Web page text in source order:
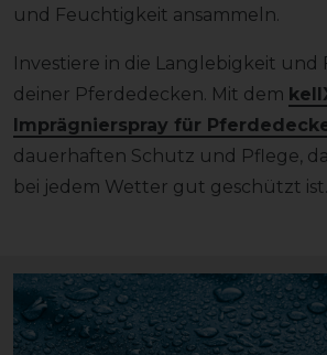
und Feuchtigkeit ansammeln.
Investiere in die Langlebigkeit und
deiner Pferdedecken. Mit dem
Imprägnierspray für
dauerhaften Schutz und Pflege,
bei jedem Wetter gut geschützt ist.